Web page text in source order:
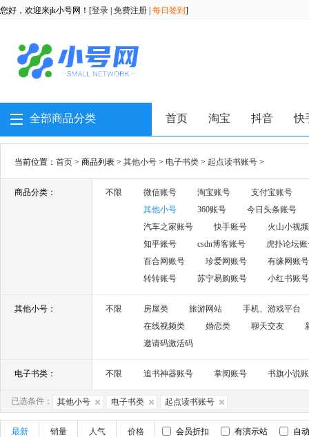
您好，欢迎来jk小号网！[登录 免费注册 每日签到 ]
全部商品分类 首页 淘宝 抖音 快
当前位置： 首页 > 商品列表 > 其他小号 > 电子书类 > 起点读书账号 >
商品分类： 不限 微信账号 淘宝账号
支付宝账号
其他小号
360账号
今日头条账号
汽车之家账号
快手账号
火山小视
知乎账号
csdn博客账号
虎扑论坛
百合网账号
珍爱网账号
有缘网账号
转转账号
苏宁易购账号 小红书账号
其他小号： 不限 房屋类 旅游网站
手机、游戏平台
在线视频类
婚恋类 聊天交友
邀请码激活码
电子书类： 不限 追书神器账号 掌阅账号 书旗小说
已选条件： 其他小号 电子书类 起点读书账号
最新 销量 人气 价格 会员折扣 有演示站 自